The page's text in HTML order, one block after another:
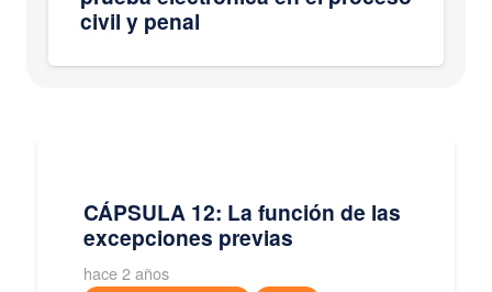
civil y penal
CÁPSULA 12: La función de las
excepciones previas
hace 2 años